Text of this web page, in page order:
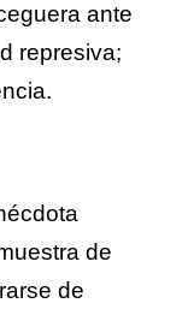
ante
represiva;
de
de